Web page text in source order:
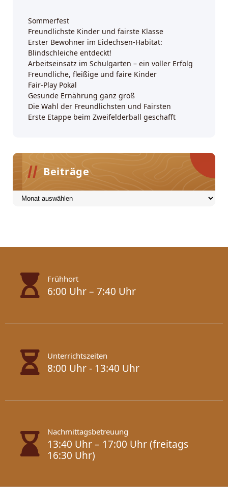
Sommerfest
Freundlichste Kinder und fairste Klasse
Erster Bewohner im Eidechsen-Habitat:
Blindschleiche entdeckt!
Arbeitseinsatz im Schulgarten – ein voller Erfolg
Freundliche, fleißige und faire Kinder
Fair-Play Pokal
Gesunde Ernährung ganz groß
Die Wahl der Freundlichsten und Fairsten
Erste Etappe beim Zweifelderball geschafft
Beiträge
Beiträge
Frühhort
6:00 Uhr – 7:40 Uhr
Unterrichtszeiten
8:00 Uhr - 13:40 Uhr
Nachmittagsbetreuung
13:40 Uhr – 17:00 Uhr (freitags
16:30 Uhr)